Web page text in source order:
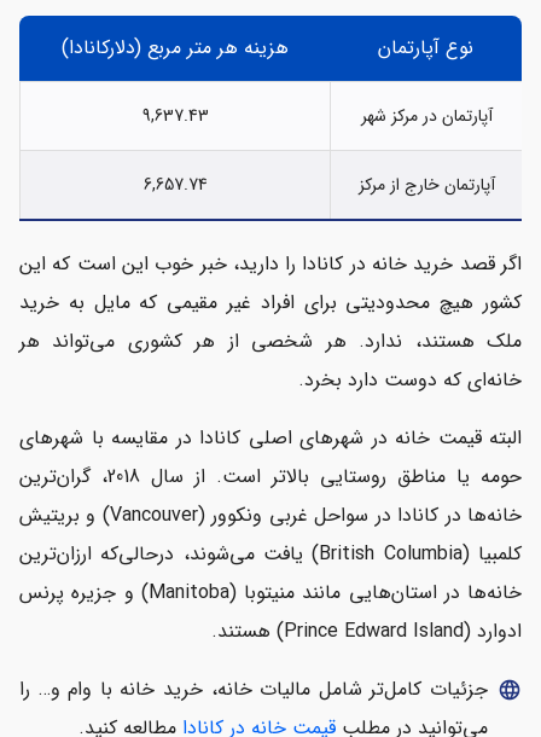
نوع آپارتمان هزینه هر متر مربع (دلارکانادا)
آپارتمان در مرکز شهر 9,637.43
آپارتمان خارج از مرکز 6,657.74
اگر قصد خرید خانه در کانادا را دارید، خبر خوب این است که این
کشور هیچ محدودیتی برای افراد غیر مقیمی که مایل به خرید
ملک هستند، ندارد. هر شخصی از هر کشوری می‌تواند هر
خانه‌ای که دوست دارد بخرد.
البته قیمت خانه در شهرهای اصلی کانادا در مقایسه با شهرهای
حومه یا مناطق روستایی بالاتر است. از سال 2018، گران‌ترین
خانه‌ها در کانادا در سواحل غربی ونکوور (Vancouver) و بریتیش
کلمبیا (British Columbia) یافت می‌شوند، درحالی‌که ارزان‌ترین
خانه‌ها در استان‌هایی مانند منیتوبا (Manitoba) و جزیره پرنس
ادوارد (Prince Edward Island) هستند.
language جزئیات کامل‌تر شامل مالیات خانه، خرید خانه با وام و… را
می‌توانید در مطلب قیمت خانه در کانادا مطالعه کنید.